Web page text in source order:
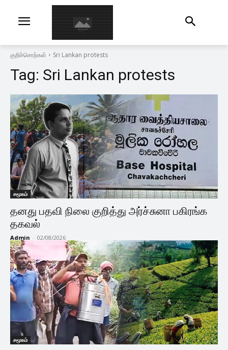
குறிச்சொற்கள் Sri Lankan protests
Tag: Sri Lankan protests
சமூகம்
தனது பதவி நிலை குறித்து அர்ச்சுனா பகிரங்க
தகவல்
Admin - 02/08/2026
சமூகம்